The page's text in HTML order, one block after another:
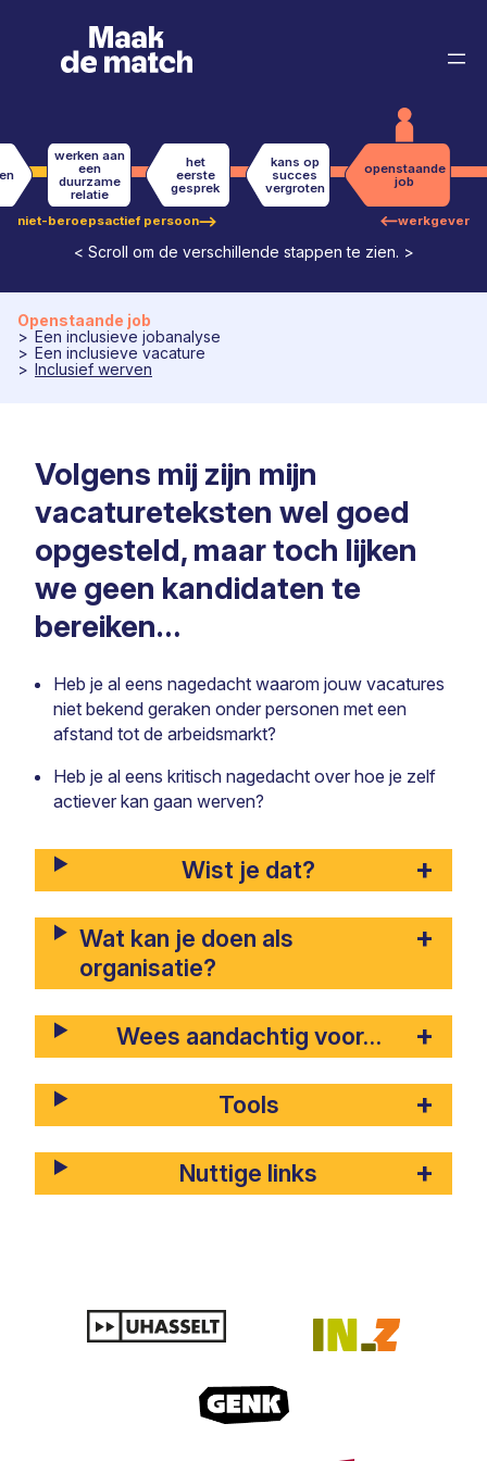
werken aan
een
duurzame
relatie
het
eerste
gesprek
kans op
succes
vergroten
openstaande
job
niet-beroepsactief persoon werkgever
< Scroll om de verschillende stappen te zien. >
Openstaande job
Een inclusieve jobanalyse
Een inclusieve vacature
Inclusief werven
Volgens mij zijn mijn
vacatureteksten wel goed
opgesteld, maar toch lijken
we geen kandidaten te
bereiken…
Heb je al eens nagedacht waarom jouw vacatures
niet bekend geraken onder personen met een
afstand tot de arbeidsmarkt?
Heb je al eens kritisch nagedacht over hoe je zelf
actiever kan gaan werven?
Wist je dat?
Wat kan je doen als
organisatie?
Wees aandachtig voor…
Tools
Nuttige links